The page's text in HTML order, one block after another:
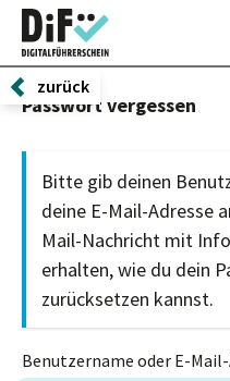
zurück
Passwort vergessen
Bitte gib deinen
deine E-Mail-Adresse
Mail-Nachricht mit
erhalten, wie du dein
zurücksetzen kannst.
Benutzername oder E-Mail-